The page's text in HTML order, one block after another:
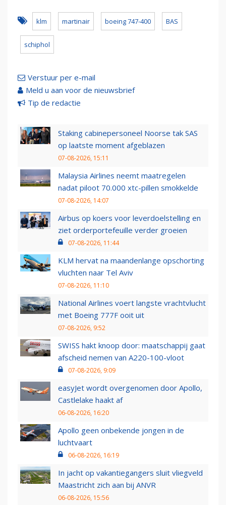
klm martinair boeing 747-400 BAS
schiphol
Verstuur per e-mail
Meld u aan voor de nieuwsbrief
Tip de redactie
Staking cabinepersoneel Noorse tak SAS
op laatste moment afgeblazen
07-08-2026, 15:11
Malaysia Airlines neemt maatregelen
nadat piloot 70.000 xtc-pillen smokkelde
07-08-2026, 14:07
Airbus op koers voor leverdoelstelling en
ziet orderportefeuille verder groeien
07-08-2026, 11:44
KLM hervat na maandenlange opschorting
vluchten naar Tel Aviv
07-08-2026, 11:10
National Airlines voert langste vrachtvlucht
met Boeing 777F ooit uit
07-08-2026, 9:52
SWISS hakt knoop door: maatschappij gaat
afscheid nemen van A220-100-vloot
07-08-2026, 9:09
easyJet wordt overgenomen door Apollo,
Castlelake haakt af
06-08-2026, 16:20
Apollo geen onbekende jongen in de
luchtvaart
06-08-2026, 16:19
In jacht op vakantiegangers sluit vliegveld
Maastricht zich aan bij ANVR
06-08-2026, 15:56